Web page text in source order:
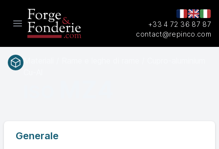
Open main menu
+33 4 72 36 87 87
contact@repinco.com
Generale